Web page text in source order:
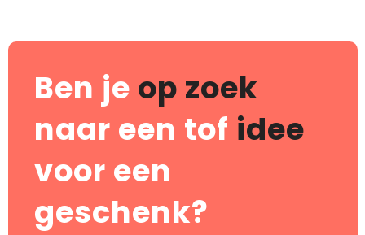
Ben je op zoek
naar een tof idee
voor een
geschenk?